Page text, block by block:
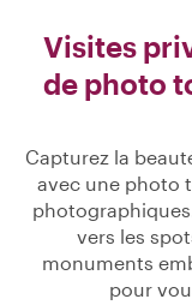
Visites
de photo
Capturez la
avec une photo
vers les
monuments
pour